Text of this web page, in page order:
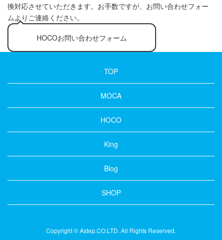
換対応させていただきます。お手数ですが、お問い合わせフォー
ムよりご連絡ください。
HOCOお問い合わせフォーム
TOP
MOCA
HOCO
King
Blog
SHOP
Copyright © Astep.CO.LTD. All Rights Reserved.